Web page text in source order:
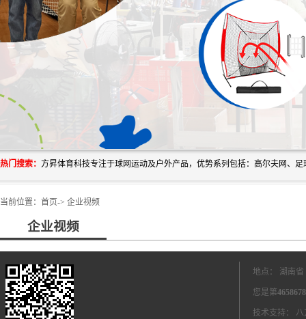
热门搜索：
当前位置： 首页-> 企业视频
企业视频
地点： 湖南
您是第4658678
技术支持： 八